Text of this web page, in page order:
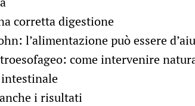
corretta digestione
l’alimentazione può essere
come intervenire
i risultati